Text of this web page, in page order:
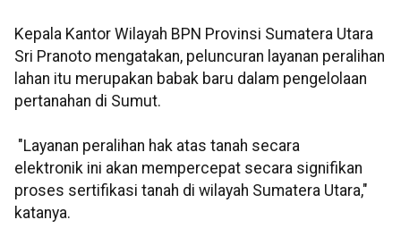
Kepala Kantor Wilayah BPN Provinsi Sumatera Utara
Sri Pranoto mengatakan, peluncuran layanan peralihan
lahan itu merupakan babak baru dalam pengelolaan
pertanahan di Sumut.
"Layanan peralihan hak atas tanah secara
elektronik ini akan mempercepat secara signifikan
proses sertifikasi tanah di wilayah Sumatera Utara,"
katanya.